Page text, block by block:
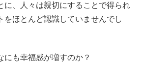
に、人々は親切にすることで得られ
をほとんど認識していませんでし
にも幸福感が増すのか？